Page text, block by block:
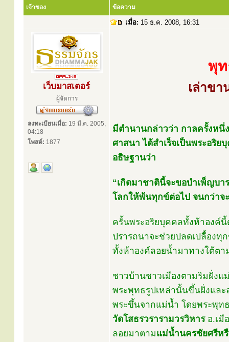
เจ้าของ ข้อความ
เมื่อ: 15 ธ.ค. 2008, 16:31
เว็บมาสเตอร์
ผู้จัดการ
ลงทะเบียนเมื่อ: 19 มี.ค. 2005,
04:18
โพสต์: 1877
พุ
เล่าข
มีตำนานกล่าวว่า กาลครั้งหนึ่
ศาสนา ได้สำเร็จเป็นพระอริ
อธิษฐานว่า
“เกิดมาชาตินี้จะขอบำเพ็ญบ
โลกให้พ้นทุกข์ต่อไป จนกว่าจ
ครั้นพระอริยบุคคลทั้งห้าองค์
ปรารถนาจะช่วยปลดเปลื้อง
ทั้งห้าองค์ลอยน้ำมาทางใต้ต
ชาวบ้านชาวเมืองตามริมฝั่ง
พระพุทธรูปเหล่านั้นขึ้นฝั่งแล
พระขึ้นจากแม่น้ำ โดยพระพุท
วัดโสธรวรารามวรวิหารอ.เมื
ลอยมาตามแม่น้ำนครชัยศรีห